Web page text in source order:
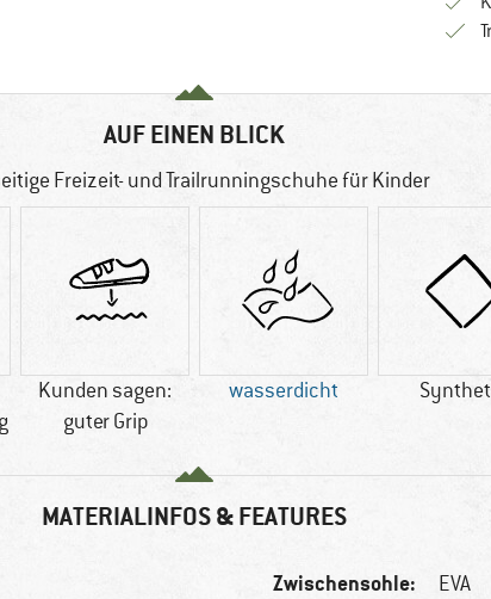
AUF EINEN BLICK
Freizeit- und Trailrunningschuhe für Kinder
Kunden sagen:
guter Grip
wasserdicht
MATERIALINFOS & FEATURES
Zwischensohle: EVA